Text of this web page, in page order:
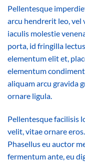
Pellentesque
arcu hendrerit leo,
iaculis molestie
porta, id fringilla
elementum elit et,
elementum
aliquam arcu gravida
ornare ligula.
Pellentesque facilisis
velit, vitae ornare
Phasellus eu auctor
fermentum ante, eu